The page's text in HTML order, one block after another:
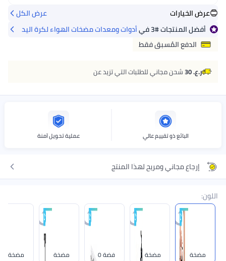
#3 فيأدوات ومعدات مضخات الهواء لكرة اليد
المُسبق فقط
مجاني للطلبات التي تزيد عن
ومريح لهذا المنتج
مضخة D فضة 40 مضخة C مضخة B مضخة F